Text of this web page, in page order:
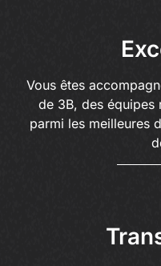
Vous êtes
de 3B, des équipes
parmi les meilleures